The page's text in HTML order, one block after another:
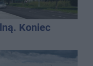
Koniec